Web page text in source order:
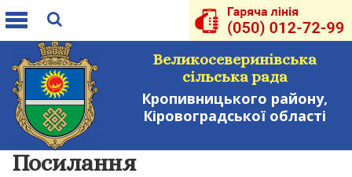
Toggle
Великосеверинівська
сільська рада
Кропивницького району,
Кіровоградської області
Посилання